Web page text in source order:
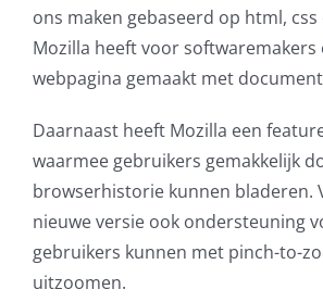
Microsoft software licenties
SLA overeenkomsten
WordPress SLA Contract
Contact
ons maken gebaseerd op html,
Mozilla heeft voor softwaremakers
webpagina gemaakt met
Daarnaast heeft Mozilla een
waarmee gebruikers gemakkelijk
browserhistorie kunnen bladeren.
nieuwe versie ook ondersteuning
gebruikers kunnen met pinch-to-
uitzoomen.